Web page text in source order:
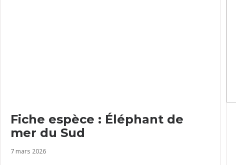
Fiche espèce : Éléphant de
mer du Sud
7 mars 2026